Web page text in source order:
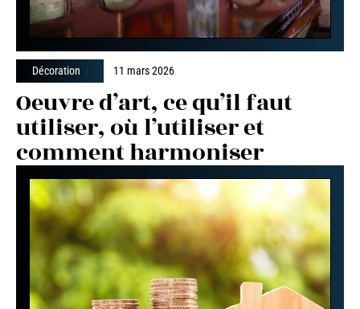
Décoration 11 mars 2026
Oeuvre d’art, ce qu’il faut
utiliser, où l’utiliser et
comment harmoniser